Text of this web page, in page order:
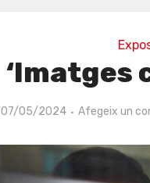
‘Imatges
07/05/2024 Afegeix un